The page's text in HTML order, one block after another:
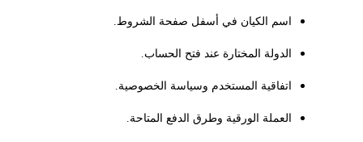
اسم الكيان في أسفل صفحة الشروط.
الدولة المختارة عند فتح الحساب.
اتفاقية المستخدم وسياسة الخصوصية.
العملة الورقية وطرق الدفع المتاحة.